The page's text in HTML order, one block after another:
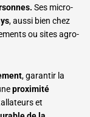
Ses micro-
, aussi bien chez
ou sites agro-
, garantir la
proximité
et